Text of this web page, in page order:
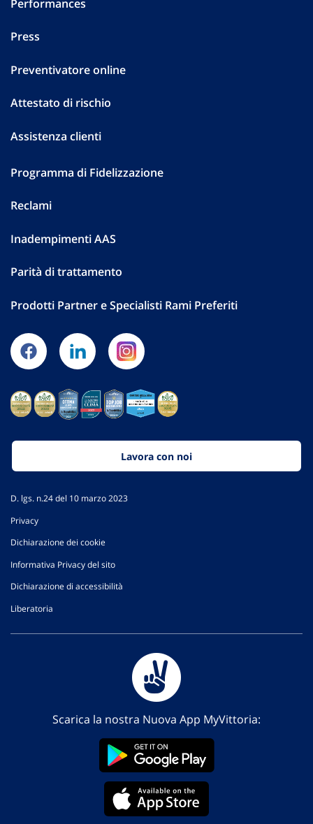
Performances
Press
Preventivatore online
Attestato di rischio
Assistenza clienti
Programma di Fidelizzazione
Reclami
Inadempimenti AAS
Parità di trattamento
Prodotti Partner e Specialisti Rami Preferiti
Lavora con noi
D. lgs. n.24 del 10 marzo 2023
Privacy
Dichiarazione dei cookie
Informativa Privacy del sito
Dichiarazione di accessibilità
Liberatoria
Scarica la nostra Nuova App MyVittoria: